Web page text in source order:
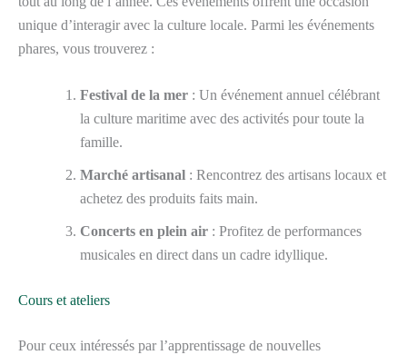
unique d’interagir avec la culture locale. Parmi les événements
phares, vous trouverez :
Festival de la mer : Un événement annuel célébrant
la culture maritime avec des activités pour toute la
famille.
Marché artisanal : Rencontrez des artisans locaux et
achetez des produits faits main.
Concerts en plein air : Profitez de performances
musicales en direct dans un cadre idyllique.
Cours et ateliers
Pour ceux intéressés par l’apprentissage de nouvelles